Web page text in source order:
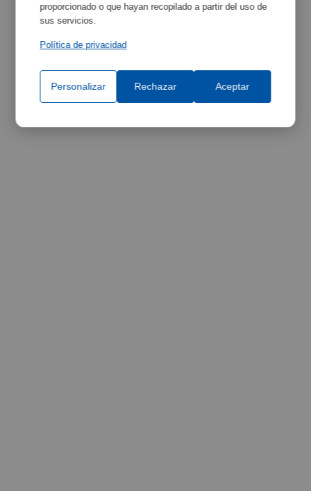
Spécifications de
l'équipement
proporcionado o que hayan recopilado a partir del uso de
sus servicios.
Política de privacidad
Personalizar Rechazar Aceptar